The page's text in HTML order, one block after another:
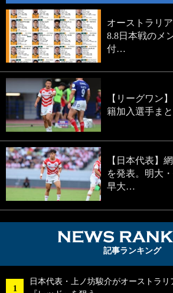
オーストラリ
8.8日本戦のメ
付…
【リーグワン
籍加入選手ま
【日本代表】
を発表。明大
早大…
記事ランキング
日本代表・上ノ坊駿介がオーストラ